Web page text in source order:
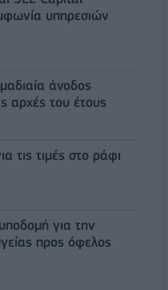
υπηρεσιών
άνοδος
αρχές του έτους
τις τιμές στο ράφι
για την
προς όφελος